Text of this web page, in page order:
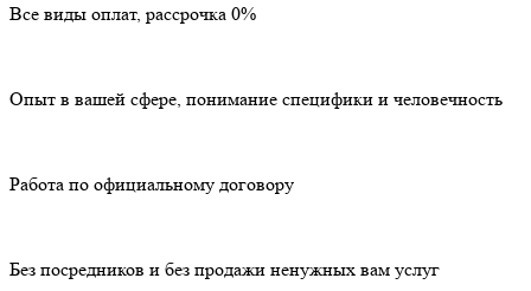
Все виды оплат, рассрочка 0%
Опыт в вашей сфере, понимание специфики и человечность
Работа по официальному договору
Без посредников и без продажи ненужных вам услуг